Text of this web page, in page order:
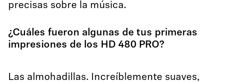
precisas sobre la música.
¿Cuáles fueron algunas de tus primeras
impresiones de los HD 480 PRO?
Las almohadillas. Increíblemente suaves,